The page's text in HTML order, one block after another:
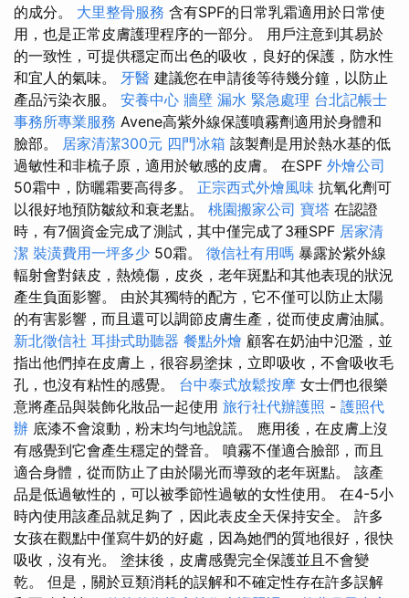
的成分。 大里整骨服務 含有SPF的日常乳霜適用於日常使
用，也是正常皮膚護理程序的一部分。 用戶注意到其易於
的一致性，可提供穩定而出色的吸收，良好的保護，防水性
和宜人的氣味。 牙醫 建議您在申請後等待幾分鐘，以防止
產品污染衣服。 安養中心 牆壁 漏水 緊急處理 台北記帳士
事務所專業服務 Avene高紫外線保護噴霧劑適用於身體和
臉部。 居家清潔300元 四門冰箱 該製劑是用於熱水基的低
過敏性和非梳子原，適用於敏感的皮膚。 在SPF 外燴公司
50霜中，防曬霜要高得多。 正宗西式外燴風味 抗氧化劑可
以很好地預防皺紋和衰老點。 桃園搬家公司 寶塔 在認證
時，有7個資金完成了測試，其中僅完成了3種SPF 居家清
潔 裝潢費用一坪多少 50霜。 徵信社有用嗎 暴露於紫外線
輻射會對錶皮，熱燒傷，皮炎，老年斑點和其他表現的狀況
產生負面影響。 由於其獨特的配方，它不僅可以防止太陽
的有害影響，而且還可以調節皮膚生產，從而使皮膚油膩。
新北徵信社 耳掛式助聽器 餐點外燴 顧客在奶油中氾濫，並
指出他們掉在皮膚上，很容易塗抹，立即吸收，不會吸收毛
孔，也沒有粘性的感覺。 台中泰式放鬆按摩 女士們也很樂
意將產品與裝飾化妝品一起使用 旅行社代辦護照 - 護照代
辦 底漆不會滾動，粉末均勻地說謊。 應用後，在皮膚上沒
有感覺到它會產生穩定的聲音。 噴霧不僅適合臉部，而且
適合身體，從而防止了由於陽光而導致的老年斑點。 該產
品是低過敏性的，可以被季節性過敏的女性使用。 在4-5小
時內使用該產品就足夠了，因此表皮全天保持安全。 許多
女孩在觀點中僅寫牛奶的好處，因為她們的質地很好，很快
吸收，沒有光。 塗抹後，皮膚感覺完全保護並且不會變
乾。 但是，關於豆類消耗的誤解和不確定性存在許多誤解